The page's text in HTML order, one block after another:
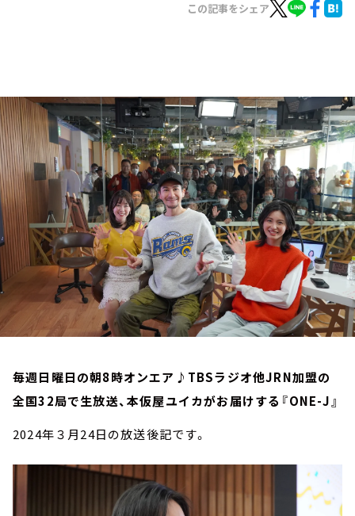
イベント・グッズ
YouTube
会社情報
この記事をシェア
毎週日曜日の朝8時オンエア♪TBSラジオ他JRN加盟の
全国32局で生放送、本仮屋ユイカがお届けする『ONE-J』
2024年３月24日の放送後記です。